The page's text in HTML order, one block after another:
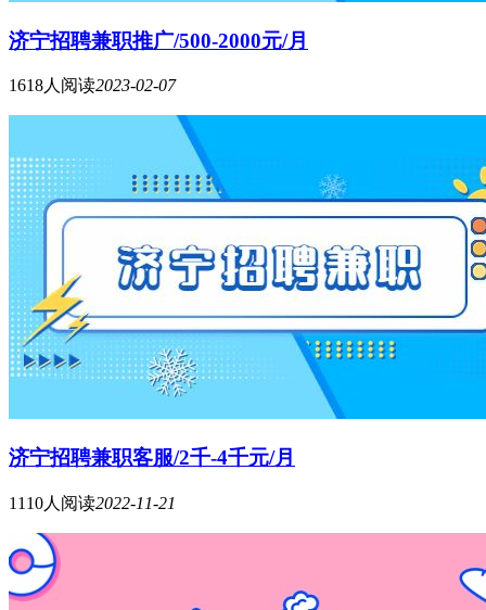
济宁招聘兼职推广/500-2000元/月
1618人阅读2023-02-07
济宁招聘兼职客服/2千-4千元/月
1110人阅读2022-11-21